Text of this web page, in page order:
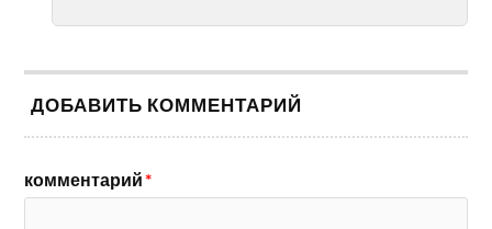
ДОБАВИТЬ КОММЕНТАРИЙ
комментарий*